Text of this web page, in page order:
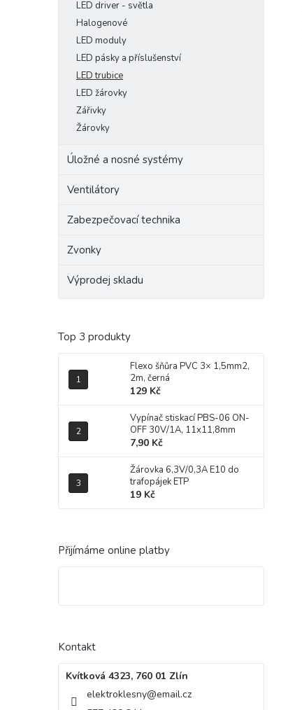
LED driver - světla
Halogenové
LED moduly
LED pásky a příslušenství
LED trubice
LED žárovky
Zářivky
Žárovky
Úložné a nosné systémy
Ventilátory
Zabezpečovací technika
Zvonky
Výprodej skladu
Top 3 produkty
Flexo šňůra PVC 3× 1,5mm2,
2m, černá
129 Kč
Vypínač stiskací PBS-06 ON-
OFF 30V/1A, 11x11,8mm
7,90 Kč
Žárovka 6,3V/0,3A E10 do
trafopájek ETP
19 Kč
Přijímáme online platby
Kontakt
Kvítková 4323, 760 01 Zlín
elektroklesny@email.cz